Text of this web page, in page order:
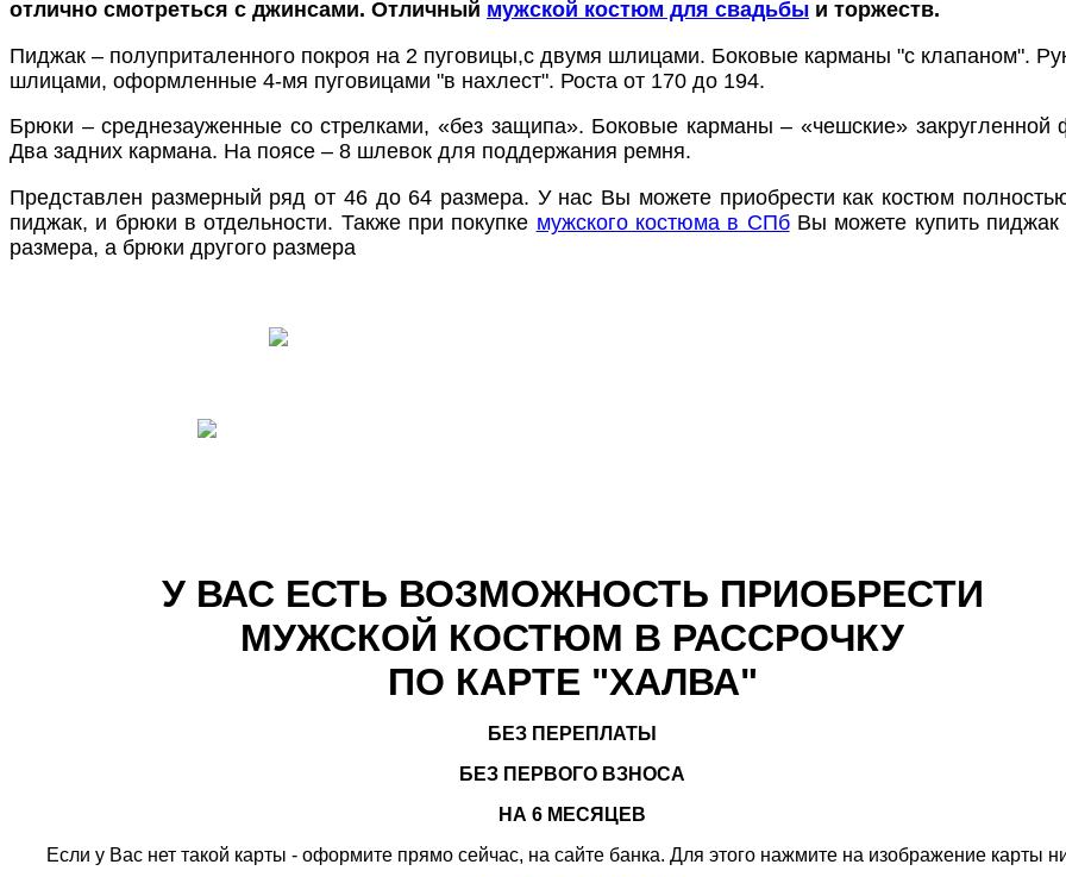
отлично смотреться с джинсами. Отличный мужской костюм для свадьбы и торжеств.
Пиджак – полуприталенного покроя на 2 пуговицы,с двумя шлицами. Боковые карманы "с клапаном".
шлицами, оформленные 4-мя пуговицами "в нахлест". Роста от 170 до 194.
Брюки – среднезауженные со стрелками, «без защипа». Боковые карманы – «чешские»
Два задних кармана. На поясе – 8 шлевок для поддержания ремня.
Представлен размерный ряд от 46 до 64 размера. У нас Вы можете приобрести как костюм
пиджак, и брюки в отдельности. Также при покупке мужского костюма в СПбВы можете купить пиджак
размера, а брюки другого размера
У ВАС ЕСТЬ ВОЗМОЖНОСТЬ ПРИОБРЕСТИ
МУЖСКОЙ КОСТЮМ В РАССРОЧКУ
ПО КАРТЕ "ХАЛВА"
БЕЗ ПЕРЕПЛАТЫ
БЕЗ ПЕРВОГО ВЗНОСА
НА 6 МЕСЯЦЕВ
Если у Вас нет такой карты - оформите прямо сейчас, на сайте банка. Для этого нажмите на изображение карты